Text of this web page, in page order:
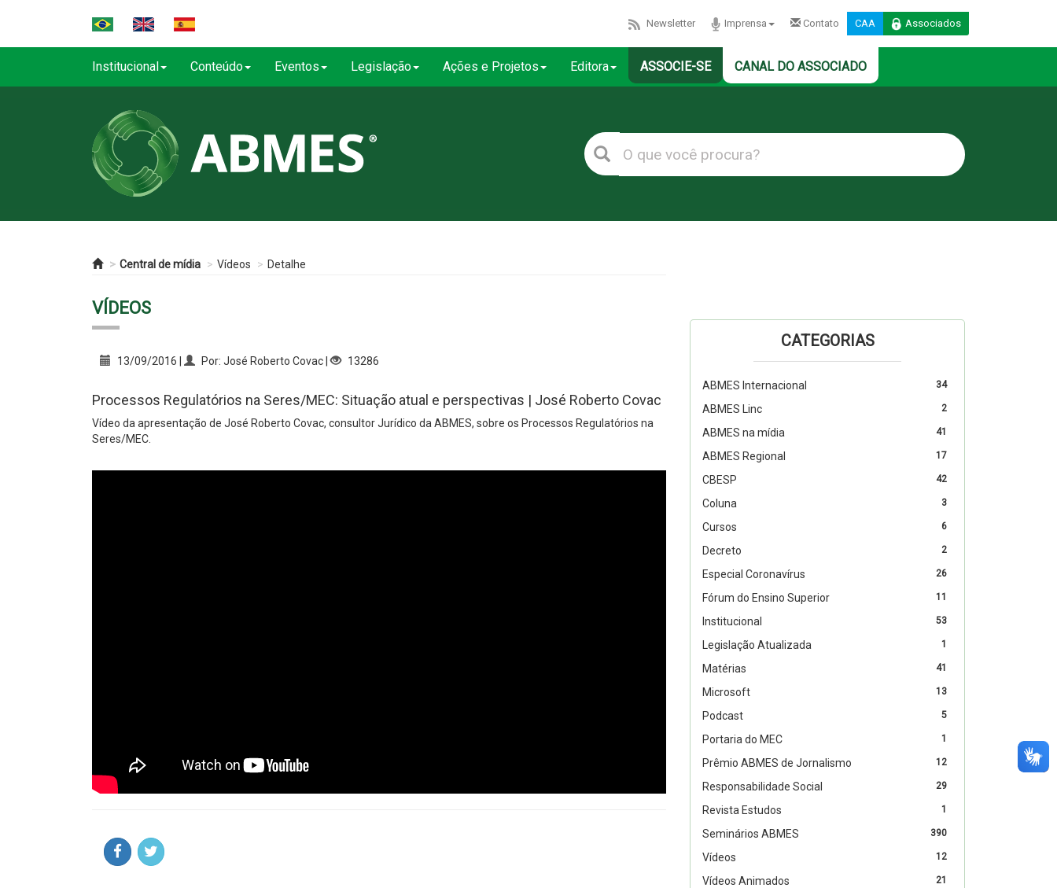
Newsletter Imprensa Contato CAA Associados
Institucional Conteúdo Eventos Legislação Ações e Projetos Editora ASSOCIE-SE CANAL DO ASSOCIADO
Central de mídia Vídeos Detalhe
VÍDEOS
13/09/2016 | Por: José Roberto Covac | 13286
Processos Regulatórios na Seres/MEC: Situação atual e perspectivas | José Roberto Covac
Vídeo da apresentação de José Roberto Covac, consultor Jurídico da ABMES, sobre os Processos Regulatórios na
Seres/MEC.
CATEGORIAS
34
ABMES Internacional
2
ABMES Linc
41
ABMES na mídia
17
ABMES Regional
42
CBESP
3
Coluna
6
Cursos
2
Decreto
26
Especial Coronavírus
11
Fórum do Ensino Superior
53
Institucional
1
Legislação Atualizada
41
Matérias
13
Microsoft
5
Podcast
1
Portaria do MEC
12
Prêmio ABMES de Jornalismo
29
Responsabilidade Social
1
Revista Estudos
390
Seminários ABMES
12
Vídeos
21
Vídeos Animados